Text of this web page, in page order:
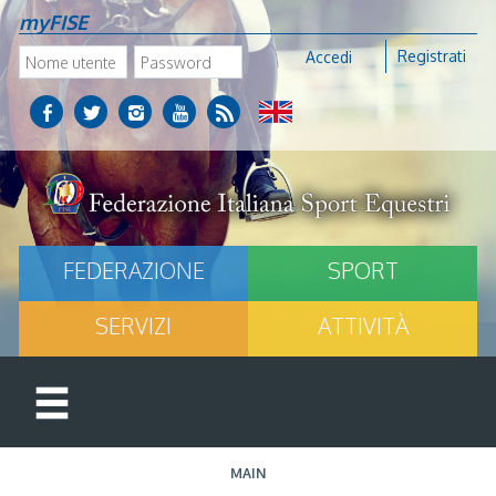
myFISE
Accedi Registrati
FEDERAZIONE
SPORT
SERVIZI
ATTIVITÀ
MAIN